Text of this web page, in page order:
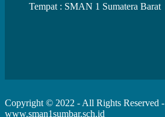
Tempat : SMAN 1 Sumatera Barat
Copyright © 2022 - All Rights Reserved -
www.sman1sumbar.sch.id